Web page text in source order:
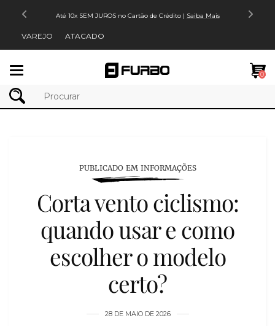
Até 10x SEM JUROS no Cartão de Crédito | Saiba Mais
VAREJO ATACADO
0
PUBLICADO EM INFORMAÇÕES
Corta vento ciclismo:
quando usar e como
escolher o modelo
certo?
28 DE MAIO DE 2026